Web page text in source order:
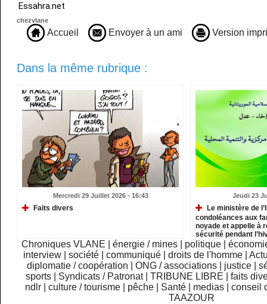
Essahra.net
chezvlane
Accueil Envoyer à un ami Version
Dans la même rubrique :
Mercredi 29 Juillet 2026 - 16:43
Faits divers
Jeudi 23
Le ministère de
condoléances aux
noyade et appelle à
sécurité pendant
Chroniques VLANE énergie / mines politique
interview
|société |communiqué |droits de l'homme |
diplomatie / coopération
ONG / associations justice
sports
Syndicats / Patronat TRIBUNE LIBRE
faits
ndlr
|culture / tourisme pêche Santé medias |conseil
TAAZOUR